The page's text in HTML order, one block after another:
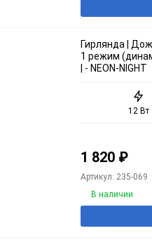
Гирлянда |
1 режим
| - NEON-NIGHT
12 Вт
1 820 ₽
Артикул: 235-069
В наличии